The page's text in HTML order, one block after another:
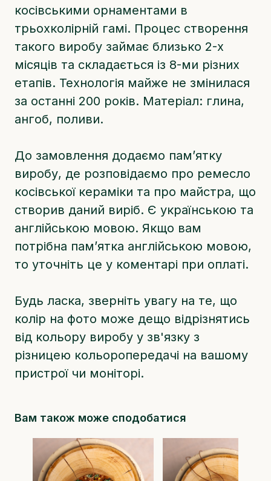
косівськими орнаментами в
трьохколірній гамі. Процес створення
такого виробу займає близько 2-х
місяців та складається із 8-ми різних
етапів. Технологія майже не змінилася
за останні 200 років. Матеріал: глина,
ангоб, поливи.
До замовлення додаємо памʼятку
виробу, де розповідаємо про ремесло
косівської кераміки та про майстра, що
створив даний виріб. Є українською та
англійською мовою. Якщо вам
потрібна памʼятка англійською мовою,
то уточніть це у коментарі при оплаті.
Будь ласка, зверніть увагу на те, що
колір на фото може дещо відрізнятись
від кольору виробу у зв'язку з
різницею кольоропередачі на вашому
пристрої чи моніторі.
Вам також може сподобатися